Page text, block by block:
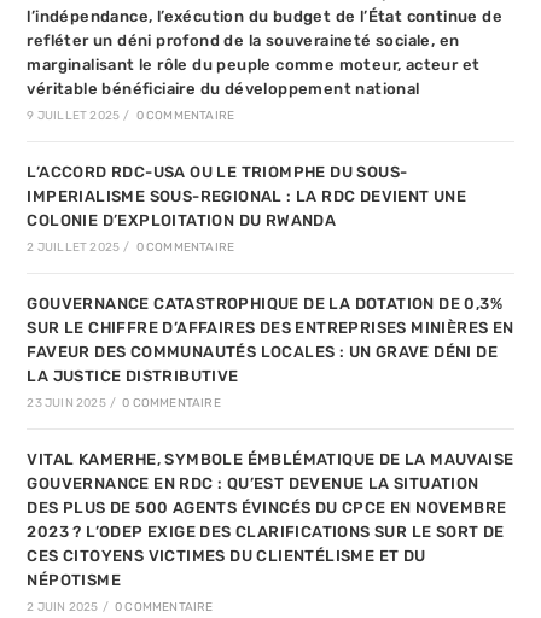
l’indépendance, l’exécution du budget de l’État continue de
refléter un déni profond de la souveraineté sociale, en
marginalisant le rôle du peuple comme moteur, acteur et
véritable bénéficiaire du développement national
9 JUILLET 2025 / 0 COMMENTAIRE
L’ACCORD RDC-USA OU LE TRIOMPHE DU SOUS-
IMPERIALISME SOUS-REGIONAL : LA RDC DEVIENT UNE
COLONIE D’EXPLOITATION DU RWANDA
2 JUILLET 2025 / 0 COMMENTAIRE
GOUVERNANCE CATASTROPHIQUE DE LA DOTATION DE 0,3%
SUR LE CHIFFRE D’AFFAIRES DES ENTREPRISES MINIÈRES EN
FAVEUR DES COMMUNAUTÉS LOCALES : UN GRAVE DÉNI DE
LA JUSTICE DISTRIBUTIVE
23 JUIN 2025 / 0 COMMENTAIRE
VITAL KAMERHE, SYMBOLE ÉMBLÉMATIQUE DE LA MAUVAISE
GOUVERNANCE EN RDC : QU’EST DEVENUE LA SITUATION
DES PLUS DE 500 AGENTS ÉVINCÉS DU CPCE EN NOVEMBRE
2023 ? L’ODEP EXIGE DES CLARIFICATIONS SUR LE SORT DE
CES CITOYENS VICTIMES DU CLIENTÉLISME ET DU
NÉPOTISME
2 JUIN 2025 / 0 COMMENTAIRE